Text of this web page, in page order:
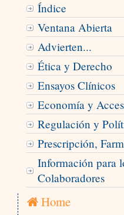
Índice
Ventana Abierta
Advierten...
Ética y Derecho
Ensayos Clínicos
Economía y
Regulación y
Prescripción,
Información para
Colaboradores
Home